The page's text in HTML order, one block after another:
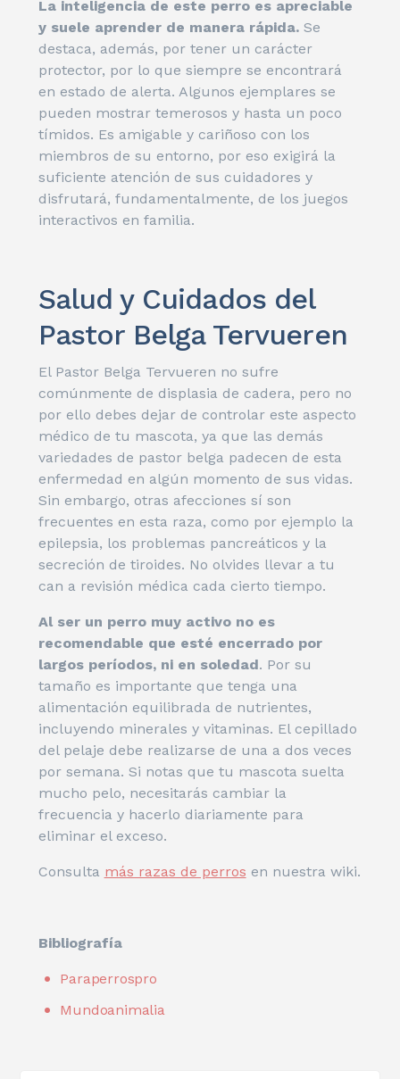
La inteligencia de este perro es apreciable
y suele aprender de manera rápida.Se
destaca, además, por tener un carácter
protector, por lo que siempre se encontrará
en estado de alerta. Algunos ejemplares se
pueden mostrar temerosos y hasta un poco
tímidos. Es amigable y cariñoso con los
miembros de su entorno, por eso exigirá la
suficiente atención de sus cuidadores y
disfrutará, fundamentalmente, de los juegos
interactivos en familia.
Salud y Cuidados del
Pastor Belga Tervueren
El Pastor Belga Tervueren no sufre
comúnmente de displasia de cadera, pero no
por ello debes dejar de controlar este aspecto
médico de tu mascota, ya que las demás
variedades de pastor belga padecen de esta
enfermedad en algún momento de sus vidas.
Sin embargo, otras afecciones sí son
frecuentes en esta raza, como por ejemplo la
epilepsia, los problemas pancreáticos y la
secreción de tiroides. No olvides llevar a tu
can a revisión médica cada cierto tiempo.
Al ser un perro muy activo no es
recomendable que esté encerrado por
largos períodos, ni en soledad. Por su
tamaño es importante que tenga una
alimentación equilibrada de nutrientes,
incluyendo minerales y vitaminas. El cepillado
del pelaje debe realizarse de una a dos veces
por semana. Si notas que tu mascota suelta
mucho pelo, necesitarás cambiar la
frecuencia y hacerlo diariamente para
eliminar el exceso.
Consulta más razas de perros en nuestra wiki.
Bibliografía
Paraperrospro
Mundoanimalia